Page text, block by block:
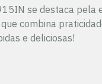
se destaca pela
combina
e deliciosas!